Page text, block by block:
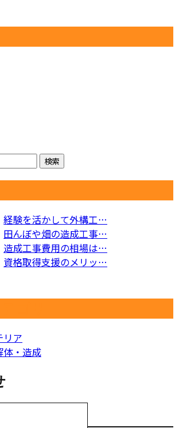
経験を活かして外構工…
田んぼや畑の造成工事…
造成工事費用の相場は…
資格取得支援のメリッ…
リア
体・造成